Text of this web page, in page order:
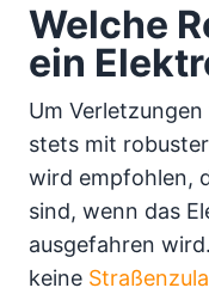
Welche
ein
Um
stets mit
wird empfohlen,
sind, wenn das
ausgefahren
keine